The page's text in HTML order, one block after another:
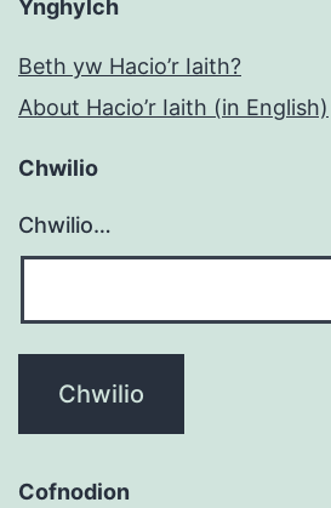
Ynghylch
Beth yw Hacio’r Iaith?
About Hacio’r Iaith (in English)
Chwilio
Chwilio…
Cofnodion